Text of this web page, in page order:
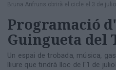
Bruna Anfruns obrirà el cicle el 3 de juliol
Programació
Guingueta del
Un espai de trobada, música,
lliure que tindrà lloc de l'1 de